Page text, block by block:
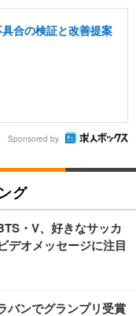
合の検証と改善提案
Sponsored by
グ
・V、好きなサッカ
デオメッセージに注目
バンでグランプリ受賞